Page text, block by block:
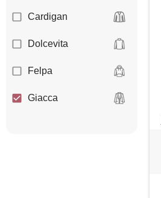
Cardigan
Dolcevita
Felpa
Giacca